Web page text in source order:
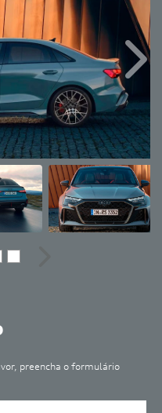
preencha o formulário